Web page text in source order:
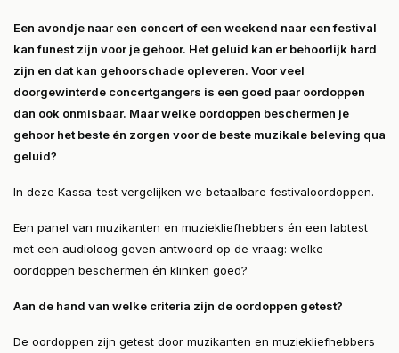
Een avondje naar een concert of een weekend naar een festival
kan funest zijn voor je gehoor. Het geluid kan er behoorlijk hard
zijn en dat kan gehoorschade opleveren. Voor veel
doorgewinterde concertgangers is een goed paar oordoppen
dan ook onmisbaar. Maar welke oordoppen beschermen je
gehoor het beste én zorgen voor de beste muzikale beleving qua
geluid?
In deze Kassa-test vergelijken we betaalbare festivaloordoppen.
Een panel van muzikanten en muziekliefhebbers én een labtest
met een audioloog geven antwoord op de vraag: welke
oordoppen beschermen én klinken goed?
Aan de hand van welke criteria zijn de oordoppen getest?
De oordoppen zijn getest door muzikanten en muziekliefhebbers